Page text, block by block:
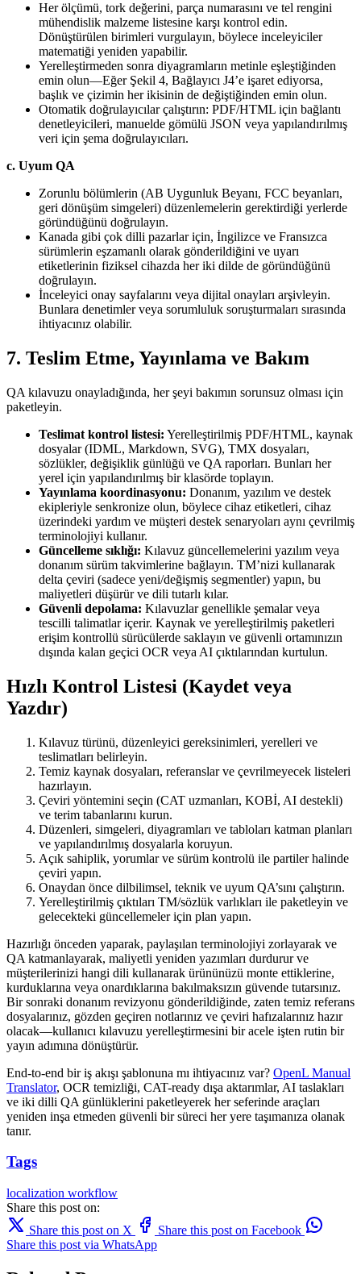
Her ölçümü, tork değerini, parça numarasını ve tel rengini
mühendislik malzeme listesine karşı kontrol edin.
Dönüştürülen birimleri vurgulayın, böylece inceleyiciler
matematiği yeniden yapabilir.
Yerelleştirmeden sonra diyagramların metinle eşleştiğinden
emin olun—Eğer Şekil 4, Bağlayıcı J4’e işaret ediyorsa,
başlık ve çizimin her ikisinin de değiştiğinden emin olun.
Otomatik doğrulayıcılar çalıştırın: PDF/HTML için bağlantı
denetleyicileri, manuelde gömülü JSON veya yapılandırılmış
veri için şema doğrulayıcıları.
c. Uyum QA
Zorunlu bölümlerin (AB Uygunluk Beyanı, FCC beyanları,
geri dönüşüm simgeleri) düzenlemelerin gerektirdiği yerlerde
göründüğünü doğrulayın.
Kanada gibi çok dilli pazarlar için, İngilizce ve Fransızca
sürümlerin eşzamanlı olarak gönderildiğini ve uyarı
etiketlerinin fiziksel cihazda her iki dilde de göründüğünü
doğrulayın.
İnceleyici onay sayfalarını veya dijital onayları arşivleyin.
Bunlara denetimler veya sorumluluk soruşturmaları sırasında
ihtiyacınız olabilir.
7. Teslim Etme, Yayınlama ve Bakım
QA kılavuzu onayladığında, her şeyi bakımın sorunsuz olması için
paketleyin.
Teslimat kontrol listesi: Yerelleştirilmiş PDF/HTML, kaynak
dosyalar (IDML, Markdown, SVG), TMX dosyaları,
sözlükler, değişiklik günlüğü ve QA raporları. Bunları her
yerel için yapılandırılmış bir klasörde toplayın.
Yayınlama koordinasyonu: Donanım, yazılım ve destek
ekipleriyle senkronize olun, böylece cihaz etiketleri, cihaz
üzerindeki yardım ve müşteri destek senaryoları aynı çevrilmiş
terminolojiyi kullanır.
Güncelleme sıklığı: Kılavuz güncellemelerini yazılım veya
donanım sürüm takvimlerine bağlayın. TM’nizi kullanarak
delta çeviri (sadece yeni/değişmiş segmentler) yapın, bu
maliyetleri düşürür ve dili tutarlı kılar.
Güvenli depolama: Kılavuzlar genellikle şemalar veya
tescilli talimatlar içerir. Kaynak ve yerelleştirilmiş paketleri
erişim kontrollü sürücülerde saklayın ve güvenli ortamınızın
dışında kalan geçici OCR veya AI çıktılarından kurtulun.
Hızlı Kontrol Listesi (Kaydet veya
Yazdır)
Kılavuz türünü, düzenleyici gereksinimleri, yerelleri ve
teslimatları belirleyin.
Temiz kaynak dosyaları, referanslar ve çevrilmeyecek listeleri
hazırlayın.
Çeviri yöntemini seçin (CAT uzmanları, KOBİ, AI destekli)
ve terim tabanlarını kurun.
Düzenleri, simgeleri, diyagramları ve tabloları katman planları
ve yapılandırılmış dosyalarla koruyun.
Açık sahiplik, yorumlar ve sürüm kontrolü ile partiler halinde
çeviri yapın.
Onaydan önce dilbilimsel, teknik ve uyum QA’sını çalıştırın.
Yerelleştirilmiş çıktıları TM/sözlük varlıkları ile paketleyin ve
gelecekteki güncellemeler için plan yapın.
Hazırlığı önceden yaparak, paylaşılan terminolojiyi zorlayarak ve
QA katmanlayarak, maliyetli yeniden yazımları durdurur ve
müşterilerinizi hangi dili kullanarak ürününüzü monte ettiklerine,
kurduklarına veya onardıklarına bakılmaksızın güvende tutarsınız.
Bir sonraki donanım revizyonu gönderildiğinde, zaten temiz referans
dosyalarınız, gözden geçiren notlarınız ve çeviri hafızalarınız hazır
olacak—kullanıcı kılavuzu yerelleştirmesini bir acele işten rutin bir
yayın adımına dönüştürür.
End-to-end bir iş akışı şablonuna mı ihtiyacınız var? OpenL Manual
Translator, OCR temizliği, CAT-ready dışa aktarımlar, AI taslakları
ve iki dilli QA günlüklerini paketleyerek her seferinde araçları
yeniden inşa etmeden güvenli bir süreci her yere taşımanıza olanak
tanır.
Tags
localization workflow
Share this post on:
Share this post on X
Share this post on Facebook
Share this post via WhatsApp